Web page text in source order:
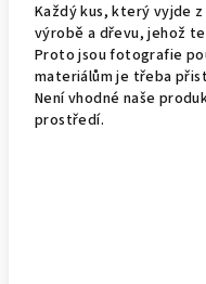
Každý kus, který vyjde
výrobě a dřevu, jehož
Proto jsou fotografie
materiálům je třeba
Není vhodné naše
prostředí.